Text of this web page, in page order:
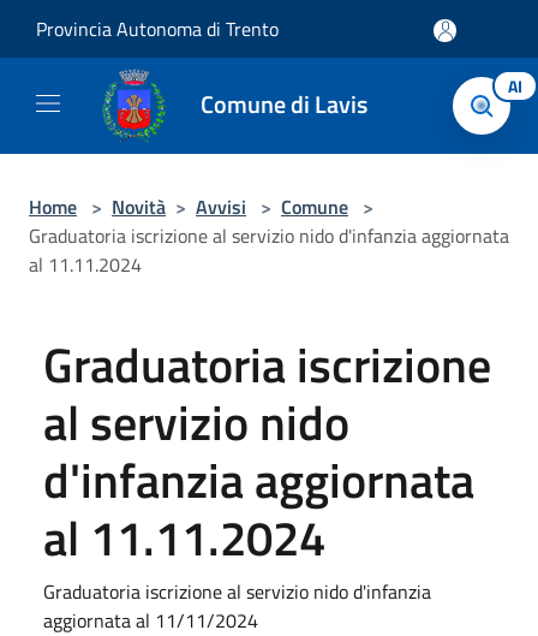
Provincia Autonoma di Trento
Comune di Lavis AI
Home > Novità > Avvisi > Comune >
Graduatoria iscrizione al servizio nido d'infanzia aggiornata
al 11.11.2024
Graduatoria iscrizione
al servizio nido
d'infanzia aggiornata
al 11.11.2024
Graduatoria iscrizione al servizio nido d'infanzia
aggiornata al 11/11/2024